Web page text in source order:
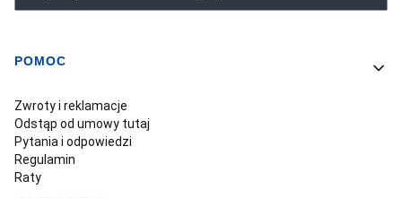
Linki w stopce
POMOC
Zwroty i reklamacje
Odstąp od umowy tutaj
Pytania i odpowiedzi
Regulamin
Raty